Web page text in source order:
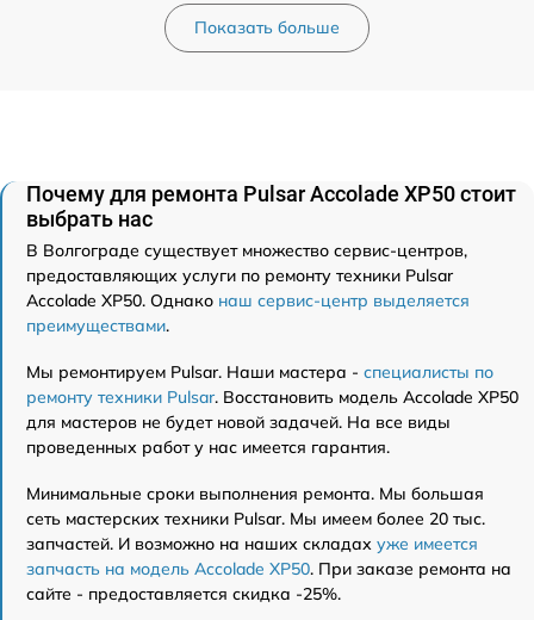
Показать больше
Почему для ремонта Pulsar Accolade XP50 стоит
выбрать нас
В Волгограде существует множество сервис-центров,
предоставляющих услуги по ремонту техники Pulsar
Accolade XP50. Однако наш сервис-центр выделяется
преимуществами.
Мы ремонтируем Pulsar. Наши мастера - специалисты по
ремонту техники Pulsar. Восстановить модель Accolade XP50
для мастеров не будет новой задачей. На все виды
проведенных работ у нас имеется гарантия.
Минимальные сроки выполнения ремонта. Мы большая
сеть мастерских техники Pulsar. Мы имеем более 20 тыс.
запчастей. И возможно на наших складах уже имеется
запчасть на модель Accolade XP50. При заказе ремонта на
сайте - предоставляется скидка -25%.